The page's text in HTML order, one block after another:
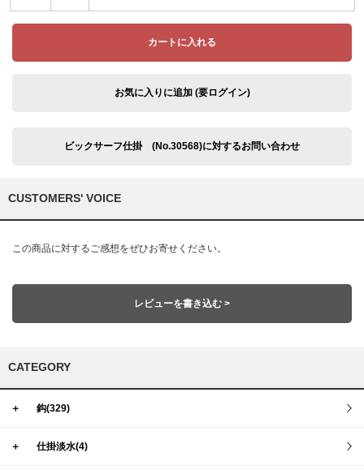
カートに入れる
お気に入りに追加 (要ログイン)
ビックサーフ仕掛 (No.30568)に対するお問い合わせ
CUSTOMERS' VOICE
この商品に対するご感想をぜひお寄せください。
レビューを書き込む >
CATEGORY
＋ 鈎(329)
＋ 仕掛淡水(4)